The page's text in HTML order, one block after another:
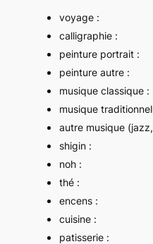
voyage :
calligraphie :
peinture portrait :
peinture autre :
musique classique :
musique
autre musique
shigin :
noh :
thé :
encens :
cuisine :
patisserie :